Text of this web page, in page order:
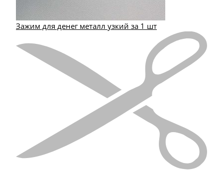
Зажим для денег металл узкий за 1 шт